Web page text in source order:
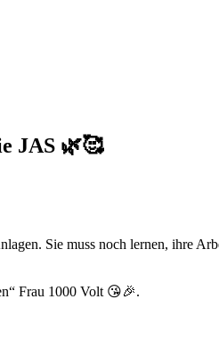
JAS 🌿🥰
Sie muss noch lernen, ihre
Frau 1000 Volt 😘🎉.